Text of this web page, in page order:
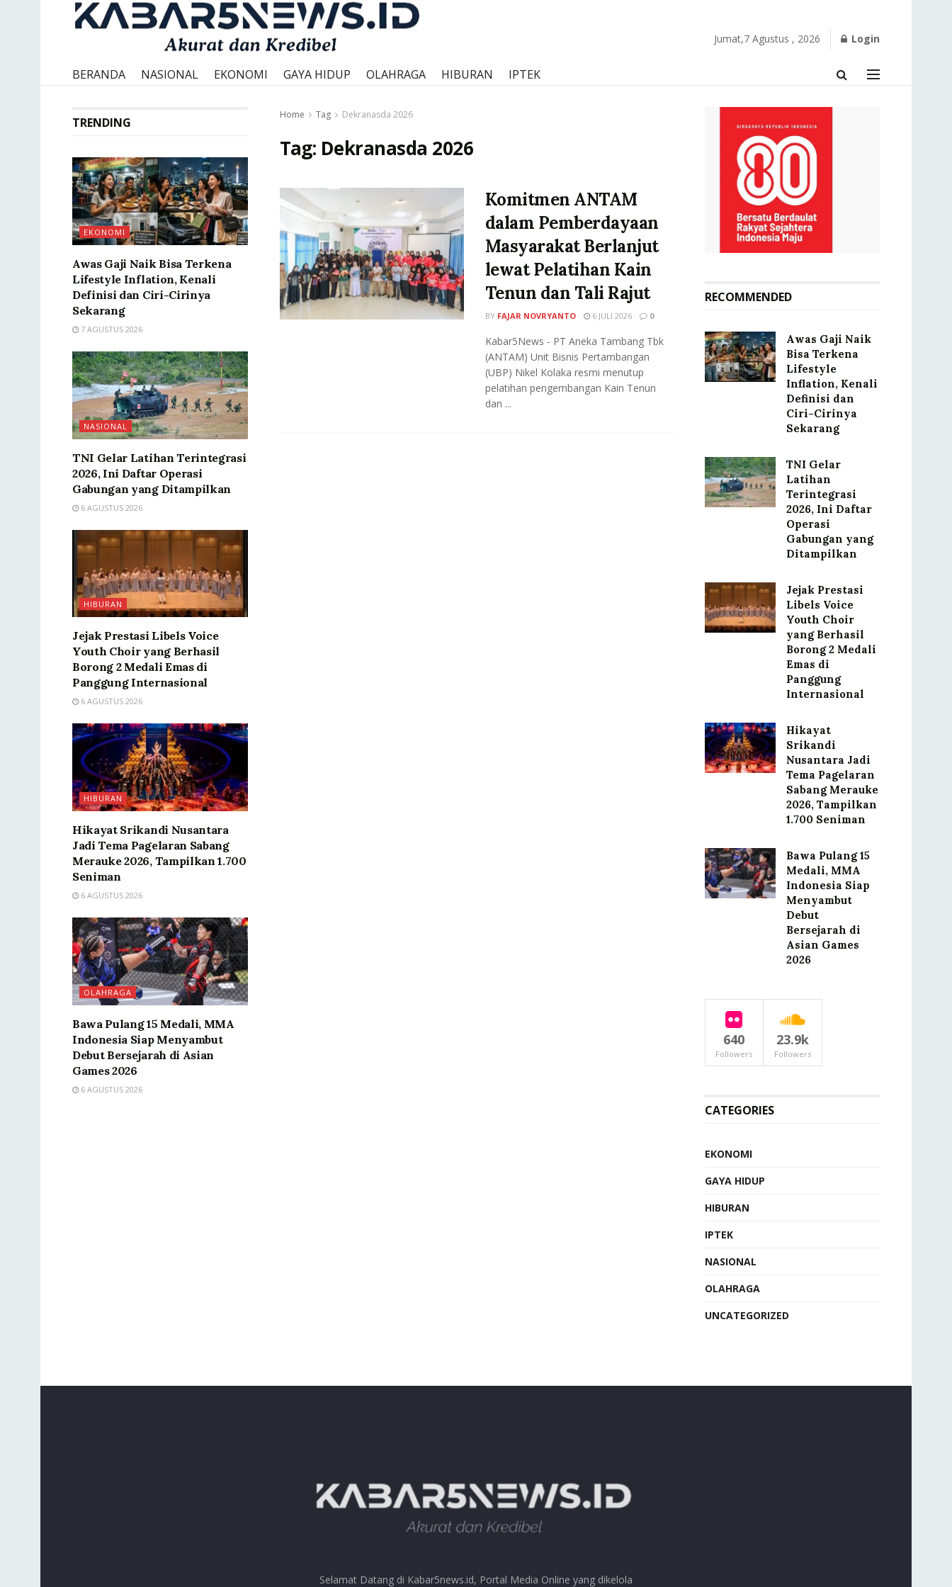
Jumat,7 Agustus , 2026 Login
BERANDA NASIONAL EKONOMI GAYA HIDUP OLAHRAGA HIBURAN IPTEK
Home Tag Dekranasda 2026
Tag: Dekranasda 2026
Komitmen ANTAM
dalam Pemberdayaan
Masyarakat Berlanjut
lewat Pelatihan Kain
Tenun dan Tali Rajut
BY FAJAR NOVRYANTO 6 JULI 2026 0
Kabar5News - PT Aneka Tambang Tbk
(ANTAM) Unit Bisnis Pertambangan
(UBP) Nikel Kolaka resmi menutup
pelatihan pengembangan Kain Tenun
dan ...
TRENDING
EKONOMI
Awas Gaji Naik Bisa Terkena
Lifestyle Inflation, Kenali
Definisi dan Ciri-Cirinya
Sekarang
7 AGUSTUS 2026
NASIONAL
TNI Gelar Latihan Terintegrasi
2026, Ini Daftar Operasi
Gabungan yang Ditampilkan
6 AGUSTUS 2026
HIBURAN
Jejak Prestasi Libels Voice
Youth Choir yang Berhasil
Borong 2 Medali Emas di
Panggung Internasional
6 AGUSTUS 2026
HIBURAN
Hikayat Srikandi Nusantara
Jadi Tema Pagelaran Sabang
Merauke 2026, Tampilkan 1.700
Seniman
6 AGUSTUS 2026
OLAHRAGA
Bawa Pulang 15 Medali, MMA
Indonesia Siap Menyambut
Debut Bersejarah di Asian
Games 2026
6 AGUSTUS 2026
RECOMMENDED
Awas Gaji Naik
Bisa Terkena
Lifestyle
Inflation, Kenali
Definisi dan
Ciri-Cirinya
Sekarang
TNI Gelar
Latihan
Terintegrasi
2026, Ini Daftar
Operasi
Gabungan yang
Ditampilkan
Jejak Prestasi
Libels Voice
Youth Choir
yang Berhasil
Borong 2 Medali
Emas di
Panggung
Internasional
Hikayat
Srikandi
Nusantara Jadi
Tema Pagelaran
Sabang Merauke
2026, Tampilkan
1.700 Seniman
Bawa Pulang 15
Medali, MMA
Indonesia Siap
Menyambut
Debut
Bersejarah di
Asian Games
2026
640
Followers
23.9k
Followers
CATEGORIES
EKONOMI
GAYA HIDUP
HIBURAN
IPTEK
NASIONAL
OLAHRAGA
UNCATEGORIZED
Selamat Datang di Kabar5news.id, Portal Media Online yang dikelola